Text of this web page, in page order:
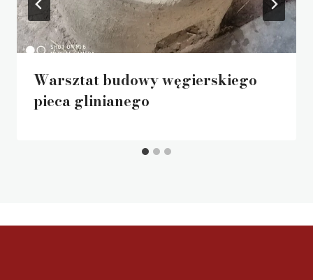
Warsztat budowy węgierskiego
pieca glinianego